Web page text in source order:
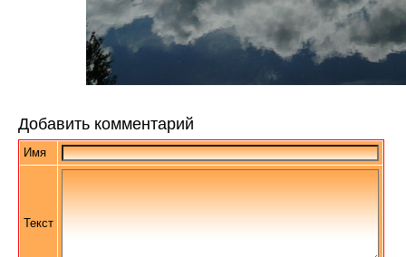
Добавить комментарий
Имя
Текст